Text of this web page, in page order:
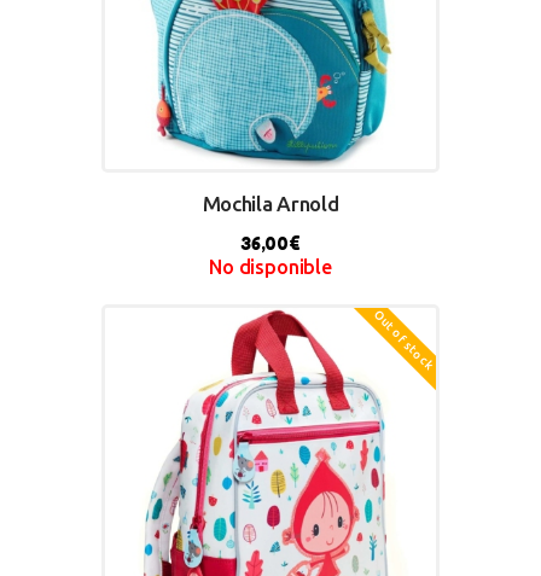
BUY NOW
Mochila Arnold
36,00€
No disponible
Out of stock